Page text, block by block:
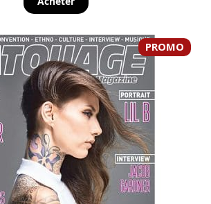
PROMO